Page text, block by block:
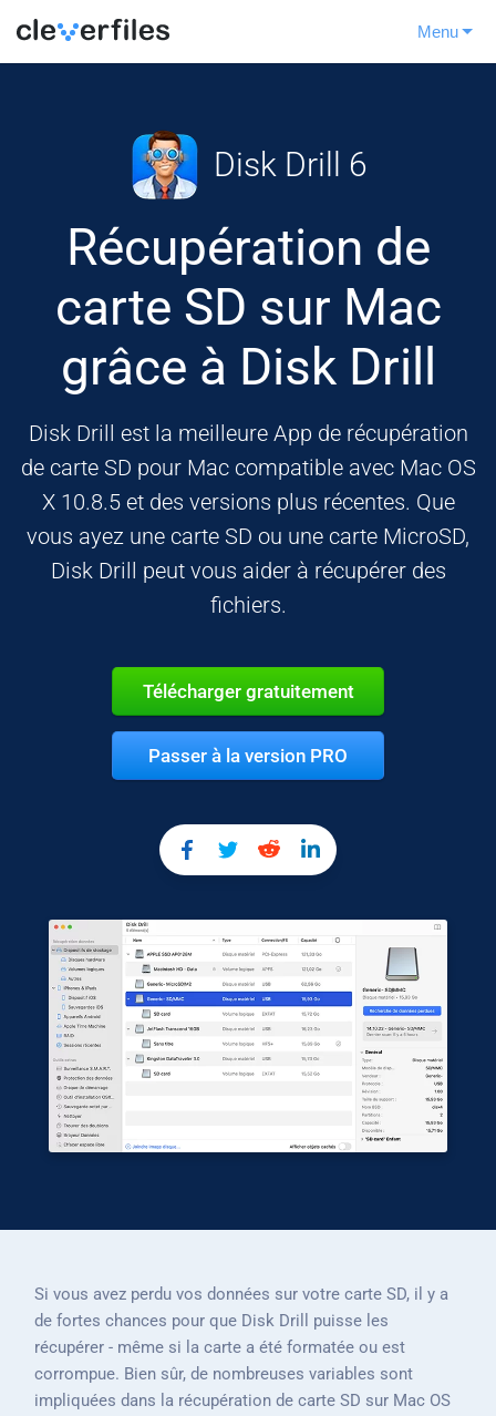
Menu
Disk Drill 6
Récupération de
carte SD sur Mac
grâce à Disk Drill
Disk Drill est la meilleure App de récupération
de carte SD pour Mac compatible avec Mac OS
X 10.8.5 et des versions plus récentes. Que
vous ayez une carte SD ou une carte MicroSD,
Disk Drill peut vous aider à récupérer des
fichiers.
Télécharger gratuitement
Passer à la version PRO
Si vous avez perdu vos données sur votre carte SD, il y a
de fortes chances pour que Disk Drill puisse les
récupérer - même si la carte a été formatée ou est
corrompue. Bien sûr, de nombreuses variables sont
impliquées dans la récupération de carte SD sur Mac OS